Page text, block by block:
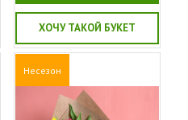
ХОЧУ ТАКОЙ БУКЕТ
Несезон